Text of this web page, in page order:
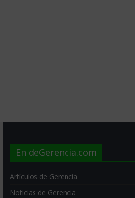
En deGerencia.com
Artículos de Gerencia
Noticias de Gerencia